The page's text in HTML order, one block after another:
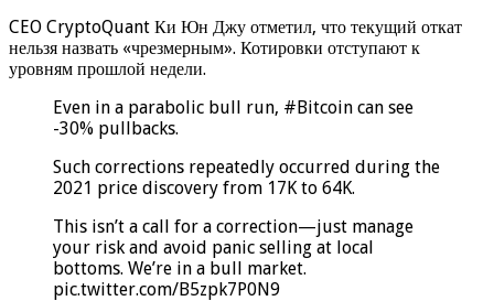
CEO CryptoQuant Ки Юн Джу отметил, что текущий откат
нельзя назвать «чрезмерным». Котировки отступают к
уровням прошлой недели.
Even in a parabolic bull run, #Bitcoin can see
-30% pullbacks.
Such corrections repeatedly occurred during the
2021 price discovery from 17K to 64K.
This isn’t a call for a correction—just manage
your risk and avoid panic selling at local
bottoms. We’re in a bull market.
pic.twitter.com/B5zpk7P0N9